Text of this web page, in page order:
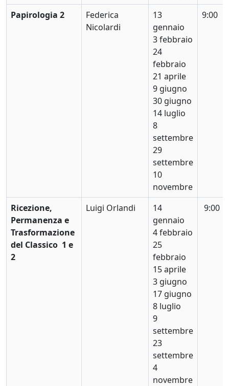
Papirologia 2
Federica
Nicolardi
13
gennaio
3 febbraio
24
febbraio
21 aprile
9 giugno
30 giugno
14 luglio
8
settembre
29
settembre
10
novembre
9:00
Ricezione,
Permanenza e
Trasformazione
del Classico 1 e
2
Luigi Orlandi
14
gennaio
4 febbraio
25
febbraio
15 aprile
3 giugno
17 giugno
8 luglio
9
settembre
23
settembre
4
novembre
9:00